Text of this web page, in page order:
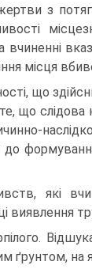
з
вчиненні
місця
що
що
до
які
виявлення
ґрунтом, на